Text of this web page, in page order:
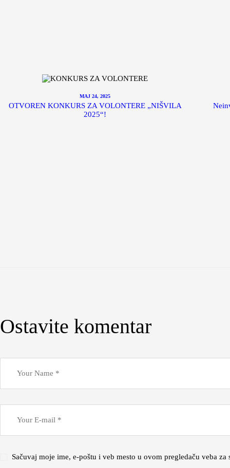
MAJ 24, 2025
OTVOREN KONKURS ZA VOLONTERE „NIŠVILA
2025“!
Ostavite komentar
Sačuvaj moje ime, e-poštu i veb mesto u ovom pregledaču veba za